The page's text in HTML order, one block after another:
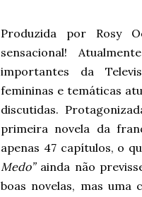
Produzida por Rosy
sensacional!
importantes da
femininas e temáticas
discutidas.
primeira novela da
apenas 47 capítulos, o
Medo” ainda não
boas novelas, mas uma